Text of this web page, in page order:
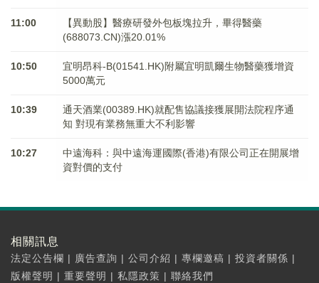
11:00
【異動股】醫療研發外包板塊拉升，畢得醫藥
(688073.CN)漲20.01%
10:50
宜明昂科-B(01541.HK)附屬宜明凱爾生物醫藥獲增資
5000萬元
10:39
通天酒業(00389.HK)就配售協議接獲展開法院程序通
知 對現有業務無重大不利影響
10:27
中遠海科：與中遠海運國際(香港)有限公司正在開展增
資對價的支付
相關訊息
法定公告欄 | 廣告查詢 | 公司介紹 | 專欄邀稿 | 投資者關係 |
版權聲明 | 重要聲明 | 私隱政策 | 聯絡我們